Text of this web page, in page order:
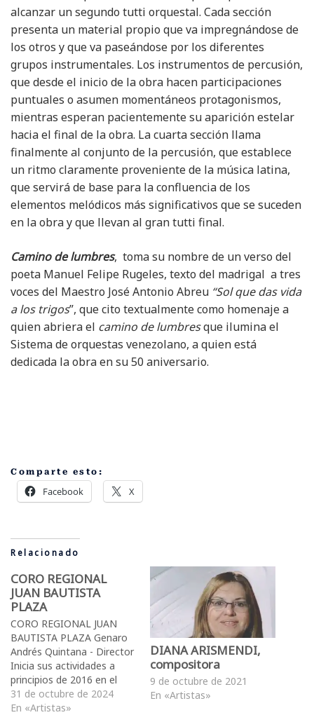
alcanzar un segundo tutti orquestal. Cada sección
presenta un material propio que va impregnándose de
los otros y que va paseándose por los diferentes
grupos instrumentales. Los instrumentos de percusión,
que desde el inicio de la obra hacen participaciones
puntuales o asumen momentáneos protagonismos,
mientras esperan pacientemente su aparición estelar
hacia el final de la obra. La cuarta sección llama
finalmente al conjunto de la percusión, que establece
un ritmo claramente proveniente de la música latina,
que servirá de base para la confluencia de los
elementos melódicos más significativos que se suceden
en la obra y que llevan al gran tutti final.
Camino de lumbres, toma su nombre de un verso del
poeta Manuel Felipe Rugeles, texto del madrigal a tres
voces del Maestro José Antonio Abreu “Sol que das vida
a los trigos”, que cito textualmente como homenaje a
quien abriera el camino de lumbresque ilumina el
Sistema de orquestas venezolano, a quien está
dedicada la obra en su 50 aniversario.
Comparte esto:
Facebook X
Relacionado
CORO REGIONAL
JUAN BAUTISTA
PLAZA
CORO REGIONAL JUAN
BAUTISTA PLAZA Genaro
Andrés Quintana - Director
Inicia sus actividades a
principios de 2016 en el
Centro de Formación Coral
Inocente Carreño como
31 de octubre de 2024
En «Artistas»
DIANA ARISMENDI,
compositora
9 de octubre de 2021
En «Artistas»